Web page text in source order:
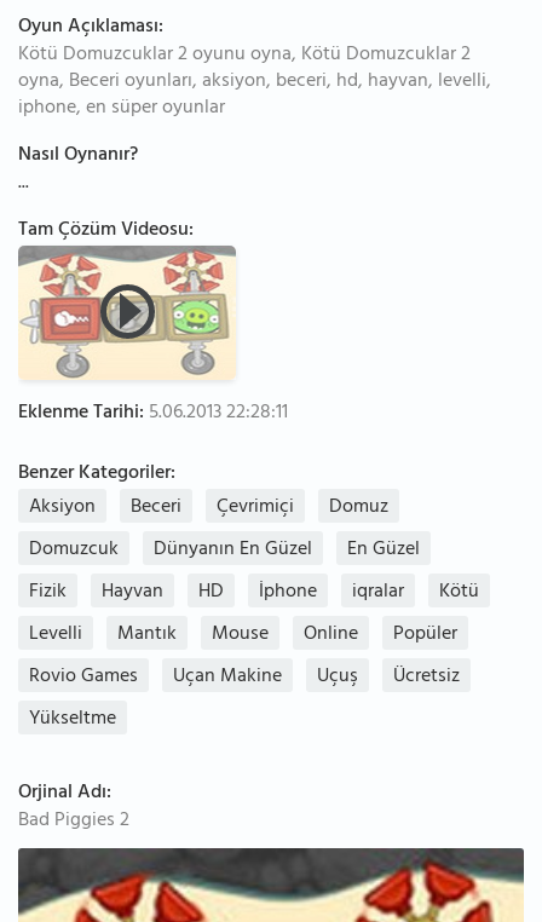
Oyun Açıklaması:
Kötü Domuzcuklar 2 oyunu oyna, Kötü Domuzcuklar 2
oyna, Beceri oyunları, aksiyon, beceri, hd, hayvan, levelli,
iphone, en süper oyunlar
Nasıl Oynanır?
...
Tam Çözüm Videosu:
Eklenme Tarihi: 5.06.2013 22:28:11
Benzer Kategoriler:
Aksiyon
Beceri Çevrimiçi
Domuz
Domuzcuk
Dünyanın En Güzel
En Güzel
Fizik
Hayvan HD İphone iqralar
Kötü
Levelli
Mantık Mouse Online
Popüler
Rovio Games
Uçan Makine Uçuş
Ücretsiz
Yükseltme
Orjinal Adı:
Bad Piggies 2